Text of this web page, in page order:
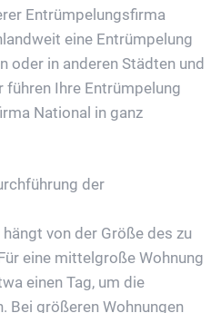
Entrümpelungsfirma
eine Entrümpelung
oder in anderen Städten und
führen Ihre Entrümpelung
National in ganz
der
von der Größe des zu
eine mittelgroße Wohnung
einen Tag, um die
Bei größeren Wohnungen